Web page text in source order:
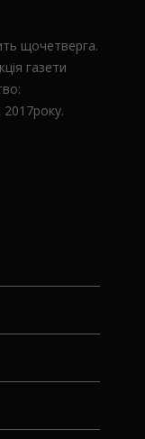
щочетверга.
газети